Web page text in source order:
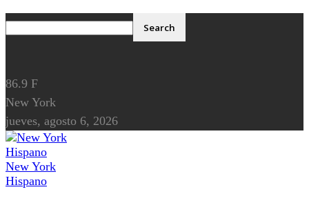
86.9 F
New York
jueves, agosto 6, 2026
New York
Hispano